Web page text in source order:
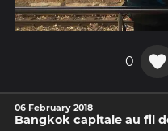
0
06 February 2018
Bangkok capitale au fil